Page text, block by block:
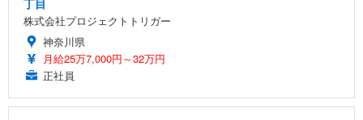
丁目
株式会社プロジェクトトリガー
神奈川県
月給25万7,000円～32万円
正社員